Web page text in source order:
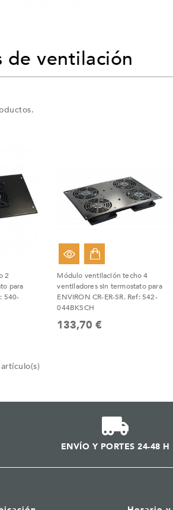
de ventilación
2
para
540-
Módulo ventilación techo 4
ventiladores sin termostato para
ENVIRON CR-ER-SR. Ref: 542-
044BKSCH
133,70 €
ENVÍO Y PORTES 24-48 H